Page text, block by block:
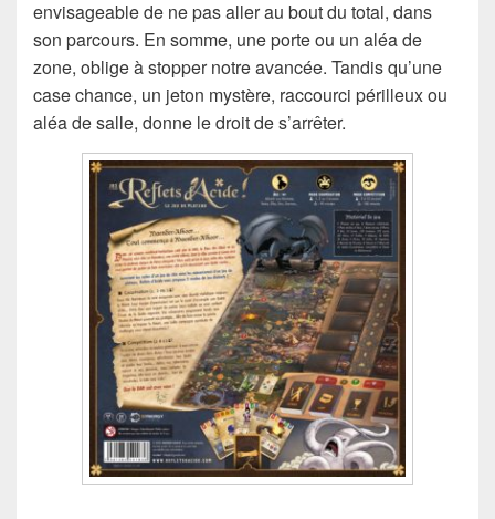
envisageable de ne pas aller au bout du total, dans
son parcours. En somme, une porte ou un aléa de
zone, oblige à stopper notre avancée. Tandis qu’une
case chance, un jeton mystère, raccourci périlleux ou
aléa de salle, donne le droit de s’arrêter.